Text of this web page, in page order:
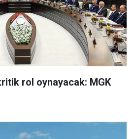
rol oynayacak: MGK